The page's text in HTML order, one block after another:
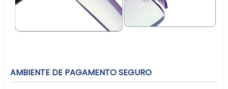
AMBIENTE DE PAGAMENTO SEGURO